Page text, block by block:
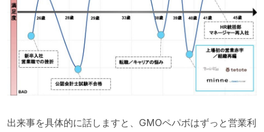
出来事を具体的に話しますと、GMOペパボはずっと営業利